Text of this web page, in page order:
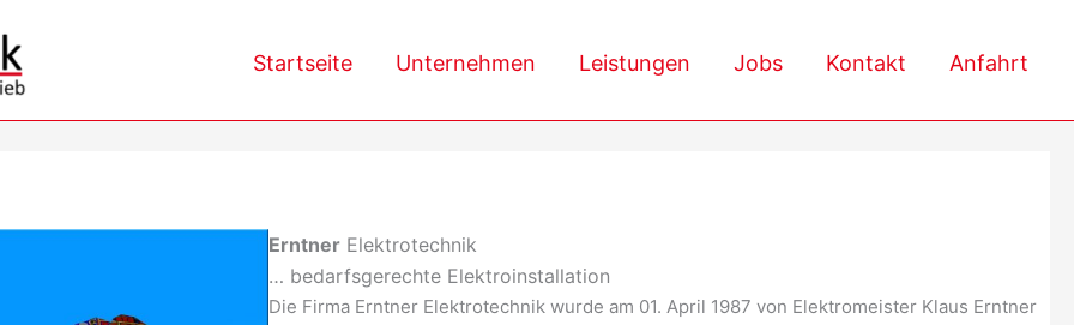
Startseite Unternehmen Leistungen Jobs Kontakt Anfahrt
Erntner Elektrotechnik
… bedarfsgerechte Elektroinstallation
Die Firma Erntner Elektrotechnik wurde am 01. April 1987 von Elektromeister Klaus Erntner